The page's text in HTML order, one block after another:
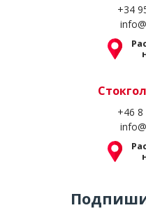
+34
+46 8